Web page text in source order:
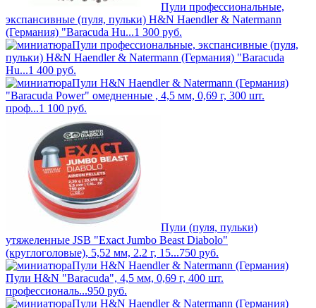
Пули профессиональные,
экспансивные (пуля, пульки) H&N Haendler & Natermann
(Германия) "Baracuda Hu...1 300 руб.
Пули профессиональные, экспансивные (пуля,
пульки) H&N Haendler & Natermann (Германия) "Baracuda
Hu...1 400 руб.
Пули H&N Haendler & Natermann (Германия)
"Baracuda Power" омедненные , 4,5 мм, 0,69 г, 300 шт.
проф...1 100 руб.
Пули (пуля, пульки)
утяжеленные JSB "Exact Jumbo Beast Diabolo"
(круглоголовые), 5,52 мм, 2.2 г, 15...750 руб.
Пули H&N Haendler & Natermann (Германия)
Пули H&N "Baracuda", 4,5 мм, 0,69 г, 400 шт.
профессиональ...950 руб.
Пули H&N Haendler & Natermann (Германия)